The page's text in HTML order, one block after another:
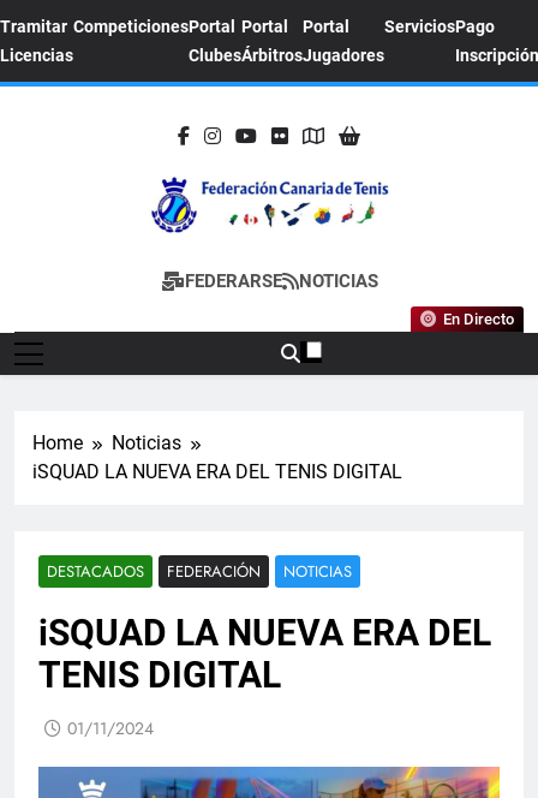
Tramitar
Licencias
CompeticionesPortal
Clubes
Portal
Árbitros
Portal
Jugadores
ServiciosPago
Inscripción
FEDERACION
CANARIA DE
TENIS
Sitio Oficial De La Federación Canaria De
FEDERARSE NOTICIAS
En Directo
Home
Noticias
iSQUAD LA NUEVA ERA DEL TENIS DIGITAL
DESTACADOS FEDERACIÓN NOTICIAS
iSQUAD LA NUEVA ERA DEL
TENIS DIGITAL
01/11/2024